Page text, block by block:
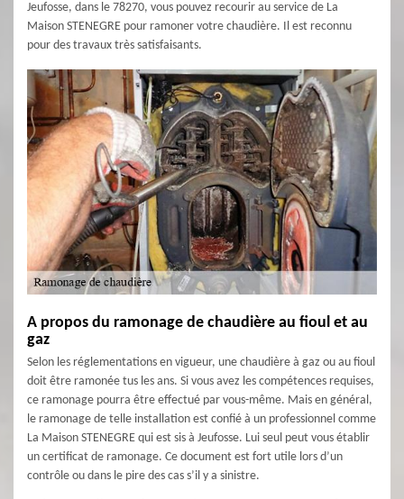
Jeufosse, dans le 78270, vous pouvez recourir au service de La
Maison STENEGRE pour ramoner votre chaudière. Il est reconnu
pour des travaux très satisfaisants.
A propos du ramonage de chaudière au fioul et au
gaz
Selon les réglementations en vigueur, une chaudière à gaz ou au fioul
doit être ramonée tus les ans. Si vous avez les compétences requises,
ce ramonage pourra être effectué par vous-même. Mais en général,
le ramonage de telle installation est confié à un professionnel comme
La Maison STENEGRE qui est sis à Jeufosse. Lui seul peut vous établir
un certificat de ramonage. Ce document est fort utile lors d’un
contrôle ou dans le pire des cas s’il y a sinistre.